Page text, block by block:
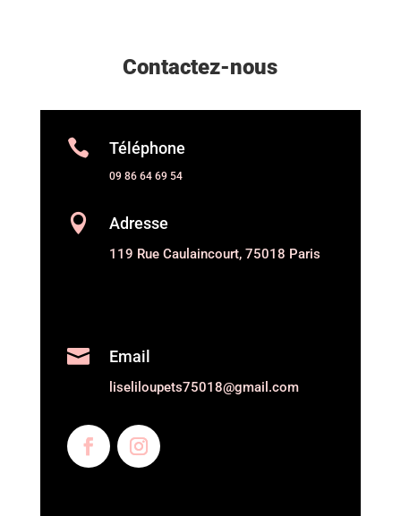
Contactez-nous
 Téléphone
09 86 64 69 54
 Adresse
119 Rue Caulaincourt, 75018 Paris
 Email
liseliloupets75018@gmail.com